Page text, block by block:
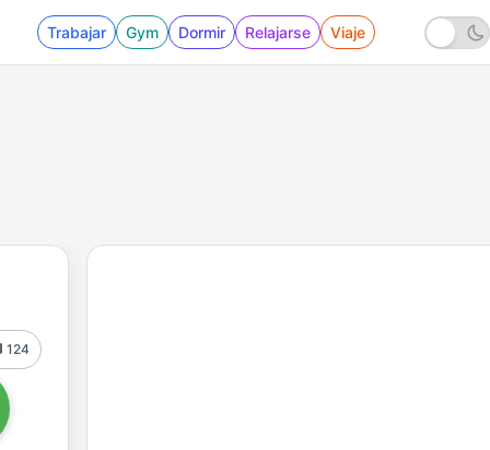
Trabajar Gym Dormir Relajarse Viaje
124